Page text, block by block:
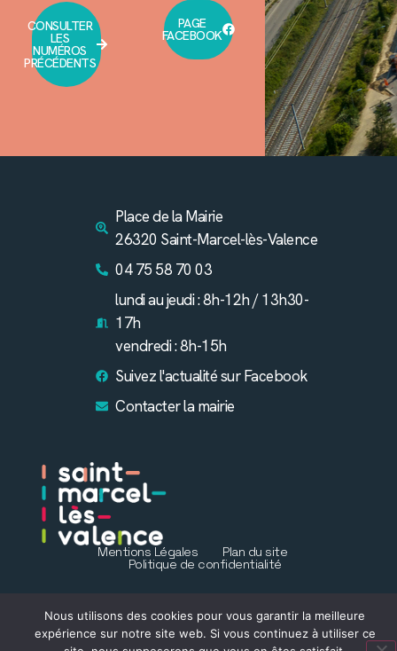
CONSULTER
LES
NUMÉROS
PRÉCÉDENTS
PAGE
FACEBOOK
Mentions Légales Plan du site
Politique de confidentialité
Place de la Mairie
26320 Saint-Marcel-lès-Valence
04 75 58 70 03
lundi au jeudi : 8h-12h / 13h30-
17h
vendredi : 8h-15h
Suivez l'actualité sur Facebook
Contacter la mairie
Nous utilisons des cookies pour vous garantir la meilleure
expérience sur notre site web. Si vous continuez à utiliser ce